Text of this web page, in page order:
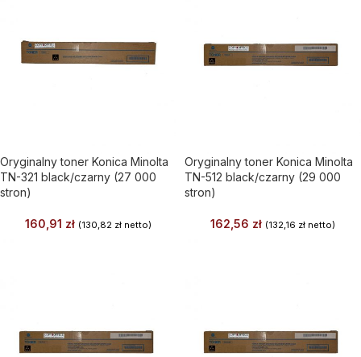
Oryginalny toner Konica Minolta
TN-321 black/czarny (27 000
stron)
160,91 zł (130,82 zł netto)
Oryginalny toner Konica Minolta
TN-512 black/czarny (29 000
stron)
162,56 zł (132,16 zł netto)